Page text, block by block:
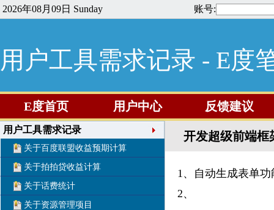
2026年08月09日 Sunday 账号:
用户工具需求记录 - E度
E度首页 用户中心 反馈建议
用户工具需求记录
关于百度联盟收益预期计算
关于拍拍贷收益计算
关于话费统计
关于资源管理项目
开发超级前端框
1、自动生成表单功
2、